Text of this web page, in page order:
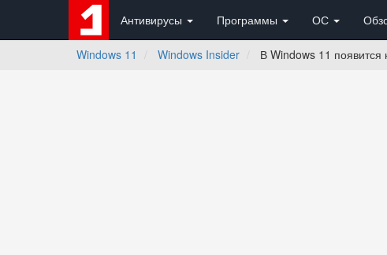
Антивирусы Программы ОС
Windows 11 Windows Insider В Windows 11